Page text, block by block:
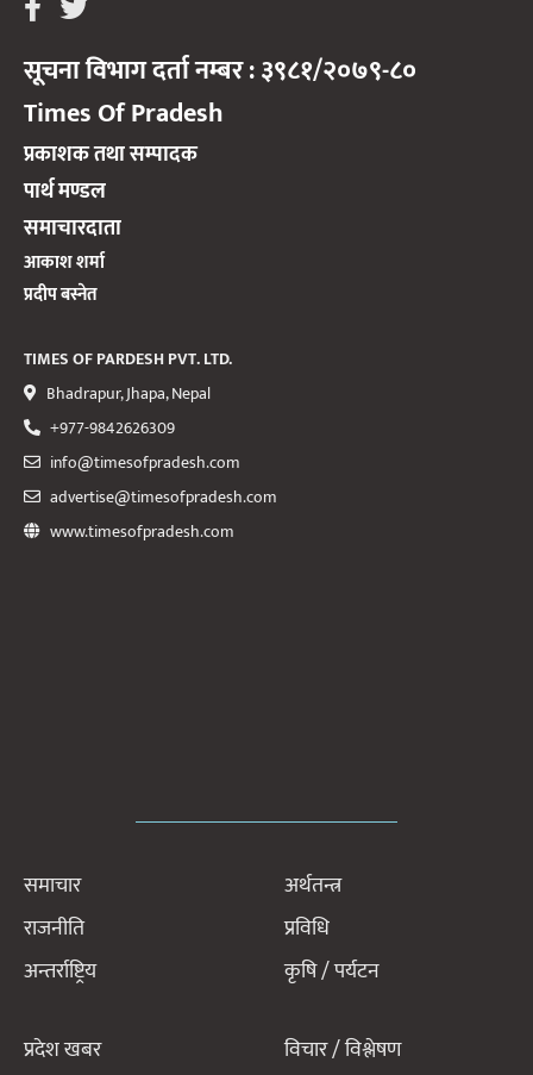
सूचना विभाग दर्ता नम्बर : ३९८१/२०७९-८०
Times Of Pradesh
प्रकाशक तथा सम्पादक
पार्थ मण्डल
समाचारदाता
आकाश शर्मा
प्रदीप बस्नेत
TIMES OF PARDESH PVT. LTD.
Bhadrapur, Jhapa, Nepal
+977-9842626309
info@timesofpradesh.com
advertise@timesofpradesh.com
www.timesofpradesh.com
समाचार
राजनीति
अन्तर्राष्ट्रिय
अर्थतन्त्र
प्रविधि
कृषि / पर्यटन
प्रदेश खबर
विचार / विश्लेषण